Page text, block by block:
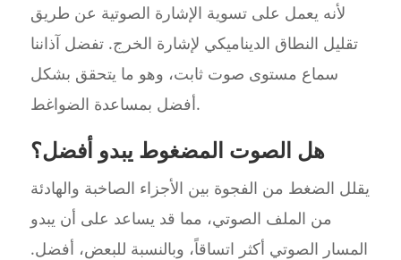
لأنه يعمل على تسوية الإشارة الصوتية عن طريق
تقليل النطاق الديناميكي لإشارة الخرج. تفضل آذاننا
سماع مستوى صوت ثابت، وهو ما يتحقق بشكل
أفضل بمساعدة الضواغط.
هل الصوت المضغوط يبدو أفضل؟
يقلل الضغط من الفجوة بين الأجزاء الصاخبة والهادئة
من الملف الصوتي، مما قد يساعد على أن يبدو
المسار الصوتي أكثر اتساقاً، وبالنسبة للبعض، أفضل.